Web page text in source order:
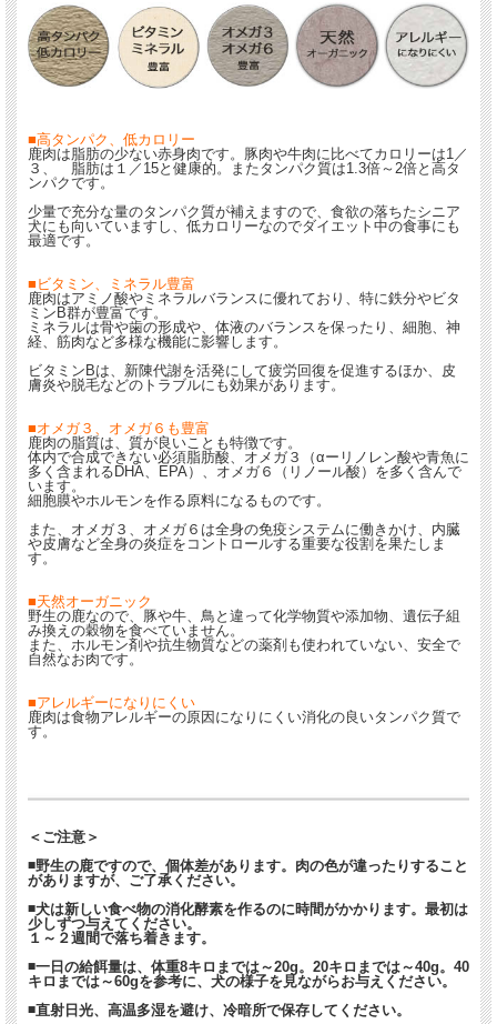
1袋に ５本～７本 入っています。塩不使用。
中型犬～大型犬の噛むのが大好きな犬たちにどうぞ☆
■高タンパク、低カロリー
鹿肉は脂肪の少ない赤身肉です。豚肉や牛肉に比べてカロリーは1／
３、 脂肪は１／15と健康的。またタンパク質は1.3倍～2倍と高タ
ンパクです。
少量で充分な量のタンパク質が補えますので、食欲の落ちたシニア
犬にも向いていますし、低カロリーなのでダイエット中の食事にも
最適です。
■ビタミン、ミネラル豊富
鹿肉はアミノ酸やミネラルバランスに優れており、特に鉄分やビタ
ミンB群が豊富です。
ミネラルは骨や歯の形成や、体液のバランスを保ったり、細胞、神
経、筋肉など多様な機能に影響します。
ビタミンBは、新陳代謝を活発にして疲労回復を促進するほか、皮
膚炎や脱毛などのトラブルにも効果があります。
■オメガ３、オメガ６も豊富
鹿肉の脂質は、質が良いことも特徴です。
体内で合成できない必須脂肪酸、オメガ３（αーリノレン酸や青魚に
多く含まれるDHA、EPA）、オメガ６（リノール酸）を多く含んで
います。
細胞膜やホルモンを作る原料になるものです。
また、オメガ３、オメガ６は全身の免疫システムに働きかけ、内臓
や皮膚など全身の炎症をコントロールする重要な役割を果たしま
す。
■天然オーガニック
野生の鹿なので、豚や牛、鳥と違って化学物質や添加物、遺伝子組
み換えの穀物を食べていません。
また、ホルモン剤や抗生物質などの薬剤も使われていない、安全で
自然なお肉です。
■アレルギーになりにくい
鹿肉は食物アレルギーの原因になりにくい消化の良いタンパク質で
す。
＜ご注意＞
◾野生の鹿ですので、個体差があります。肉の色が違ったりすること
がありますが、ご了承ください。
◾犬は新しい食べ物の消化酵素を作るのに時間がかかります。最初は
少しずつ与えてください。
１～２週間で落ち着きます。
◾一日の給餌量は、体重8キロまでは～20g。20キロまでは～40g。40
キロまでは～60gを参考に、犬の様子を見ながらお与えください。
◾直射日光、高温多湿を避け、冷暗所で保存してください。